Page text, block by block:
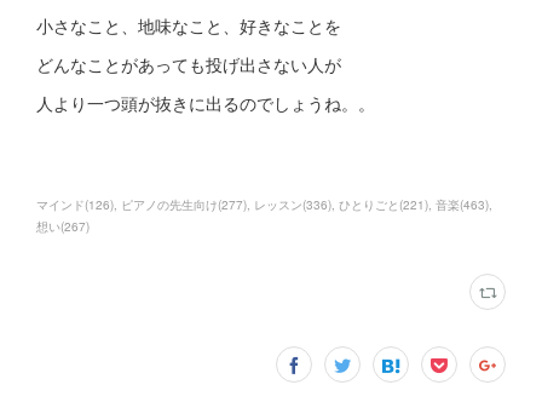
小さなこと、地味なこと、好きなことを
どんなことがあっても投げ出さない人が
人より一つ頭が抜きに出るのでしょうね。。
マインド(126) ピアノの先生向け(277) レッスン(336) ひとりごと (221) 音楽(463)
想い(267)